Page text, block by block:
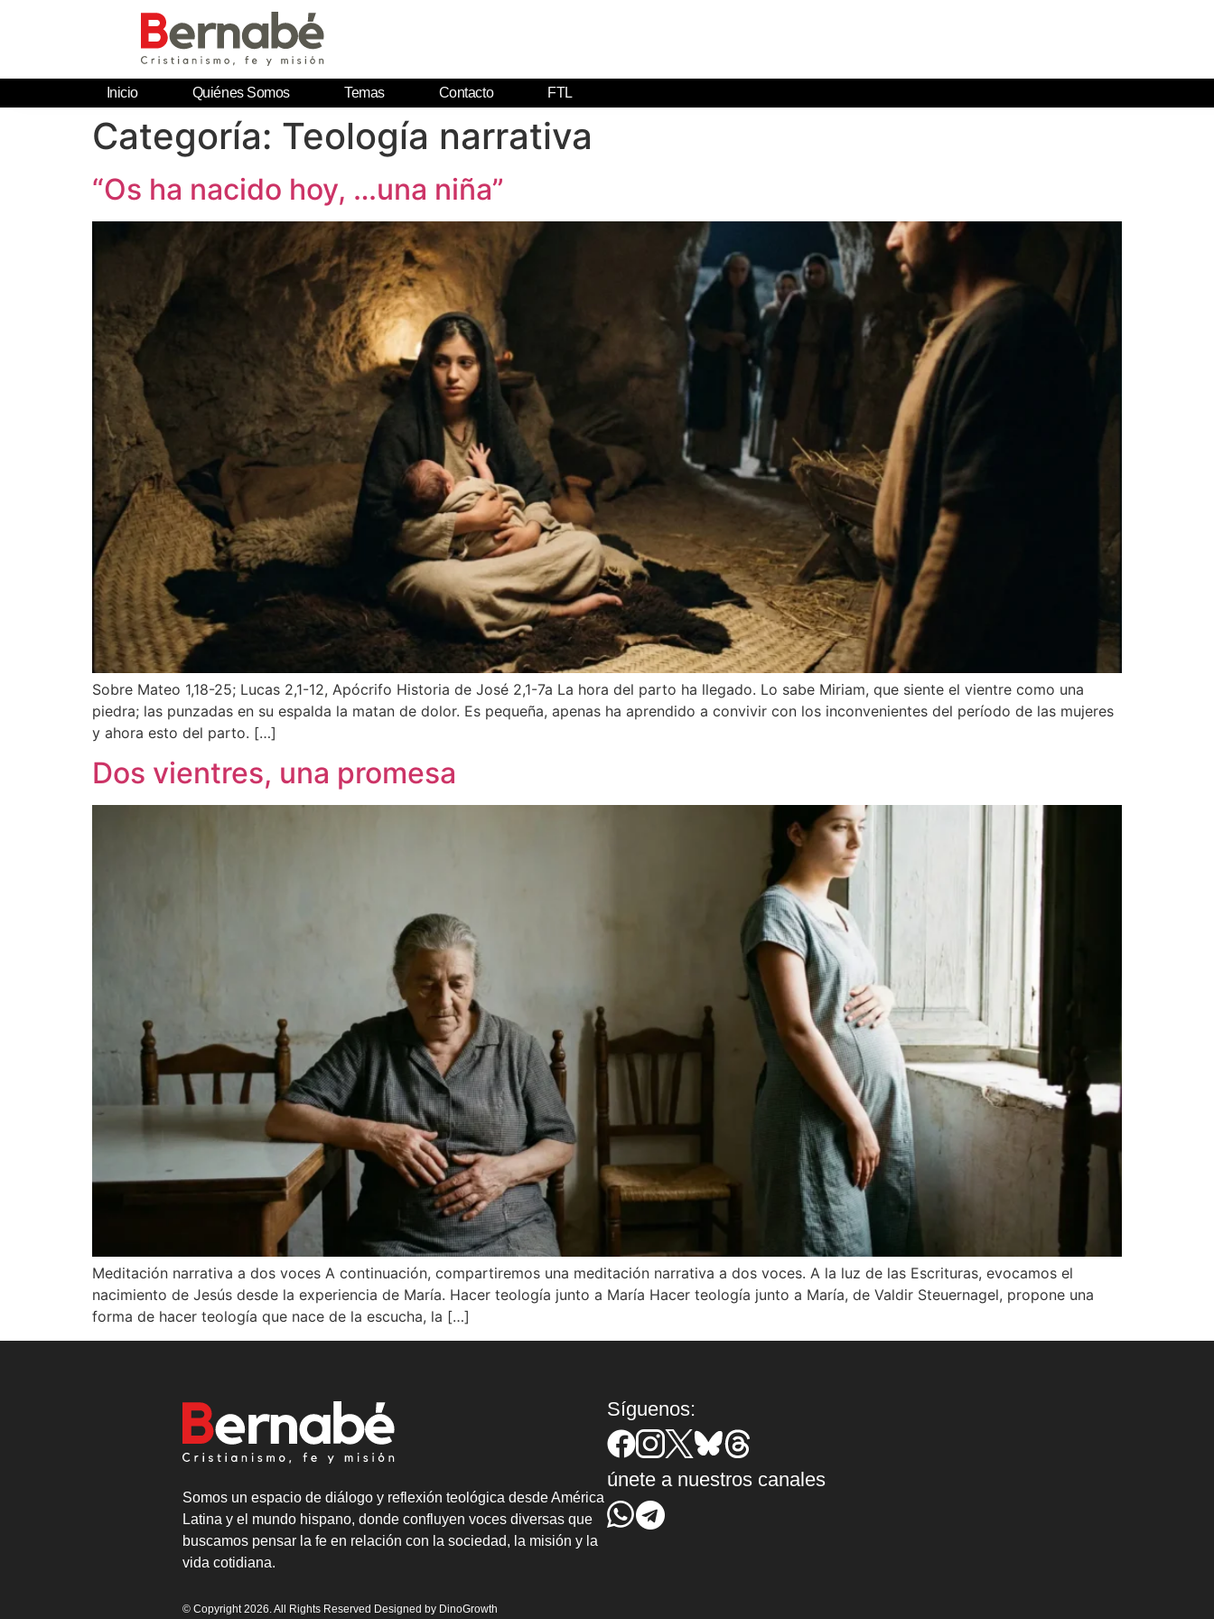
Inicio Quiénes Somos Temas Contacto FTL
Categoría: Teología narrativa
“Os ha nacido hoy, …una niña”
Sobre Mateo 1,18-25; Lucas 2,1-12, Apócrifo Historia de José 2,1-7a La hora del parto ha llegado. Lo sabe Miriam, que siente el vientre como una
piedra; las punzadas en su espalda la matan de dolor. Es pequeña, apenas ha aprendido a convivir con los inconvenientes del período de las mujeres
y ahora esto del parto. […]
Dos vientres, una promesa
Meditación narrativa a dos voces A continuación, compartiremos una meditación narrativa a dos voces. A la luz de las Escrituras, evocamos el
nacimiento de Jesús desde la experiencia de María. Hacer teología junto a María Hacer teología junto a María, de Valdir Steuernagel, propone una
forma de hacer teología que nace de la escucha, la […]
Somos un espacio de diálogo y reflexión teológica desde América
Latina y el mundo hispano, donde confluyen voces diversas que
buscamos pensar la fe en relación con la sociedad, la misión y la
vida cotidiana.
Síguenos:
únete a nuestros canales
© Copyright 2026. All Rights Reserved Designed by DinoGrowth